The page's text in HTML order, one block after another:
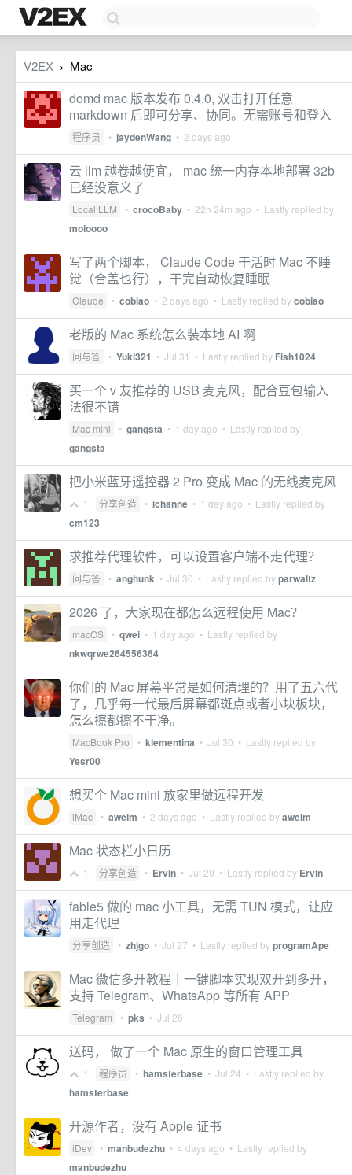
V2EX › Mac
domd mac 版本发布 0.4.0, 双击打开任意
markdown 后即可分享、协同。无需账号和登入
程序员 • jaydenWang • 2 days ago
云 llm 越卷越便宜， mac 统一内存本地部署 32b
已经没意义了
Local LLM • crocoBaby • 22h 24m ago • Lastly replied by
moioooo
写了两个脚本， Claude Code 干活时 Mac 不睡
觉（合盖也行），干完自动恢复睡眠
Claude • cobiao • 2 days ago • Lastly replied bycobiao
老版的 Mac 系统怎么装本地 AI 啊
问与答 • Yuki321 • Jul 31 • Lastly replied by Fish1024
买一个 v 友推荐的 USB 麦克风，配合豆包输入
法很不错
Mac mini • gangsta • 1 day ago • Lastly replied by
gangsta
把小米蓝牙遥控器 2 Pro 变成 Mac 的无线麦克风
1 分享创造 • ichanne • 1 day ago • Lastly replied by
cm123
求推荐代理软件，可以设置客户端不走代理？
问与答 • anghunk • Jul 30 • Lastly replied byparwaltz
2026 了，大家现在都怎么远程使用 Mac？
macOS • qwei • 1 day ago • Lastly replied by
nkwqrwe264556364
你们的 Mac 屏幕平常是如何清理的？用了五六代
了，几乎每一代最后屏幕都斑点或者小块板块，
怎么擦都擦不干净。
MacBook Pro • klementina • Jul 30 • Lastly replied by
Yesr00
想买个 Mac mini 放家里做远程开发
iMac • aweim • 2 days ago • Lastly replied byaweim
Mac 状态栏小日历
1 分享创造 • Ervin • Jul 29 • Lastly replied by Ervin
fable5 做的 mac 小工具，无需 TUN 模式，让应
用走代理
分享创造 • zhjgo • Jul 27 • Lastly replied byprogramApe
Mac 微信多开教程｜一键脚本实现双开到多开，
支持 Telegram、WhatsApp 等所有 APP
Telegram • pks • Jul 26
送码， 做了一个 Mac 原生的窗口管理工具
1 程序员 • hamsterbase • Jul 24 • Lastly replied by
hamsterbase
开源作者，没有 Apple 证书
iDev • manbudezhu • 4 days ago • Lastly replied by
manbudezhu